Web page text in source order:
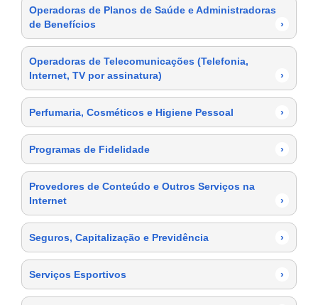
Operadoras de Planos de Saúde e Administradoras
de Benefícios
›
Operadoras de Telecomunicações (Telefonia,
Internet, TV por assinatura)
›
Perfumaria, Cosméticos e Higiene Pessoal ›
Programas de Fidelidade ›
Provedores de Conteúdo e Outros Serviços na
Internet
›
Seguros, Capitalização e Previdência ›
Serviços Esportivos ›